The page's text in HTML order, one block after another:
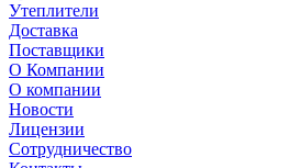
Утеплители
Доставка
Поставщики
О Компании
О компании
Новости
Лицензии
Сотрудничество